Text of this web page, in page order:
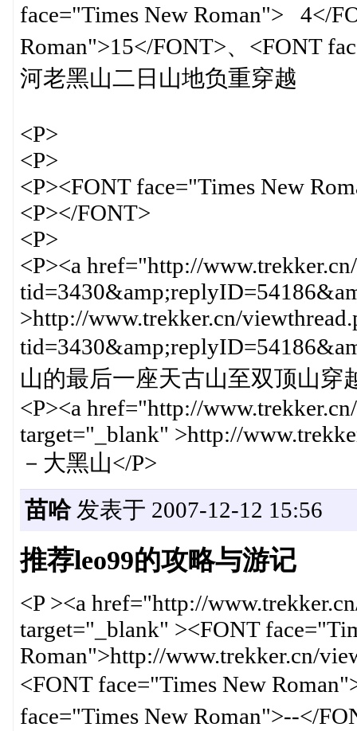
face="Times New Roman"> 4</
Roman">15</FONT>、<FONT
河老黑山二日山地负重穿越
<P>
<P>
<P><FONT face="Times New
<P></FONT>
<P>
<P><a href="http://
>http://www.trekker.cn/
山的最后一座天古山至双顶山穿
<P><a href="http://
target="_blank" >http://
－大黑山</P>
苗哈发表于 2007-12-12 15:56
推荐leo99的攻略与游记
<P ><a href="http://
target="_blank" ><FONT
Roman">http://www.trekker.cn/
<FONT face="Times New
face="Times New Roman">--</